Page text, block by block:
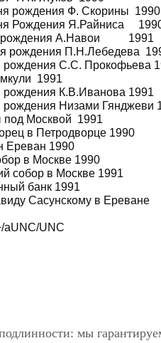
рождения Ф. Скорины 1990
Рождения Я.Райниса
рождения А.Навои 1991
рождения П.Н.Лебедева
рождения С.С. Прокофьева
1991
рождения К.В.Иванова 1991
рождения Низами Гянджеви
под Москвой 1991
в Петродворце 1990
Ереван 1990
в Москве 1990
собор в Москве 1991
банк 1991
Сасунскому в Ереване
aUNC/UNC
мы